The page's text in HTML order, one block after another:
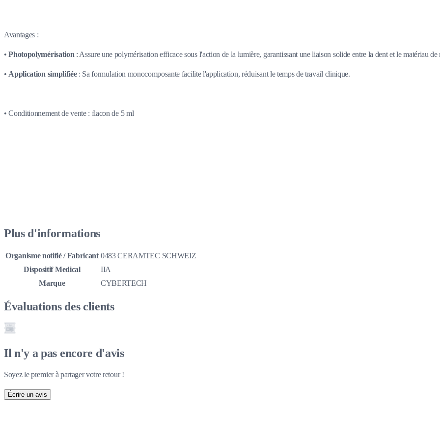
Avantages :
•Photopolymérisation : Assure une polymérisation efficace sous l'action de la lumière, garantissant une liaison solide entre la dent et le matériau de
• Application simplifiée: Sa formulation monocomposante facilite l'application, réduisant le temps de travail clinique.
• Conditionnement de vente : flacon de 5 ml
Plus d'informations
Organisme notifié / Fabricant 0483 CERAMTEC SCHWEIZ
Dispositif Medical
IIA
Marque
CYBERTECH
Évaluations des clients
Il n'y a pas encore d'avis
Soyez le premier à partager votre retour !
Écrire un avis